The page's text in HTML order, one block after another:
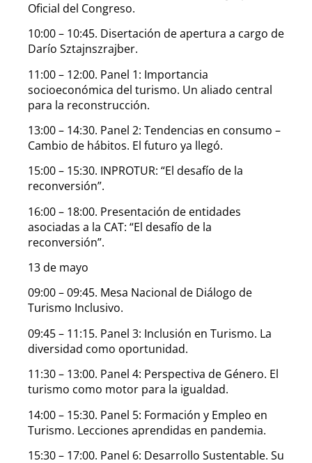
Oficial del Congreso.
10:00 – 10:45. Disertación de apertura a cargo de
Darío Sztajnszrajber.
11:00 – 12:00. Panel 1: Importancia
socioeconómica del turismo. Un aliado central
para la reconstrucción.
13:00 – 14:30. Panel 2: Tendencias en consumo –
Cambio de hábitos. El futuro ya llegó.
15:00 – 15:30. INPROTUR: “El desafío de la
reconversión”.
16:00 – 18:00. Presentación de entidades
asociadas a la CAT: “El desafío de la
reconversión”.
13 de mayo
09:00 – 09:45. Mesa Nacional de Diálogo de
Turismo Inclusivo.
09:45 – 11:15. Panel 3: Inclusión en Turismo. La
diversidad como oportunidad.
11:30 – 13:00. Panel 4: Perspectiva de Género. El
turismo como motor para la igualdad.
14:00 – 15:30. Panel 5: Formación y Empleo en
Turismo. Lecciones aprendidas en pandemia.
15:30 – 17:00. Panel 6: Desarrollo Sustentable. Su